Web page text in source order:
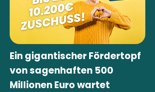
Ein gigantischer Fördertopf
von sagenhaften 500
Millionen Euro wartet